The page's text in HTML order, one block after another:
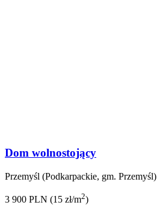
Dom wolnostojący
Przemyśl (Podkarpackie, gm. Przemyśl)
3 900 PLN (15 zł/m2)